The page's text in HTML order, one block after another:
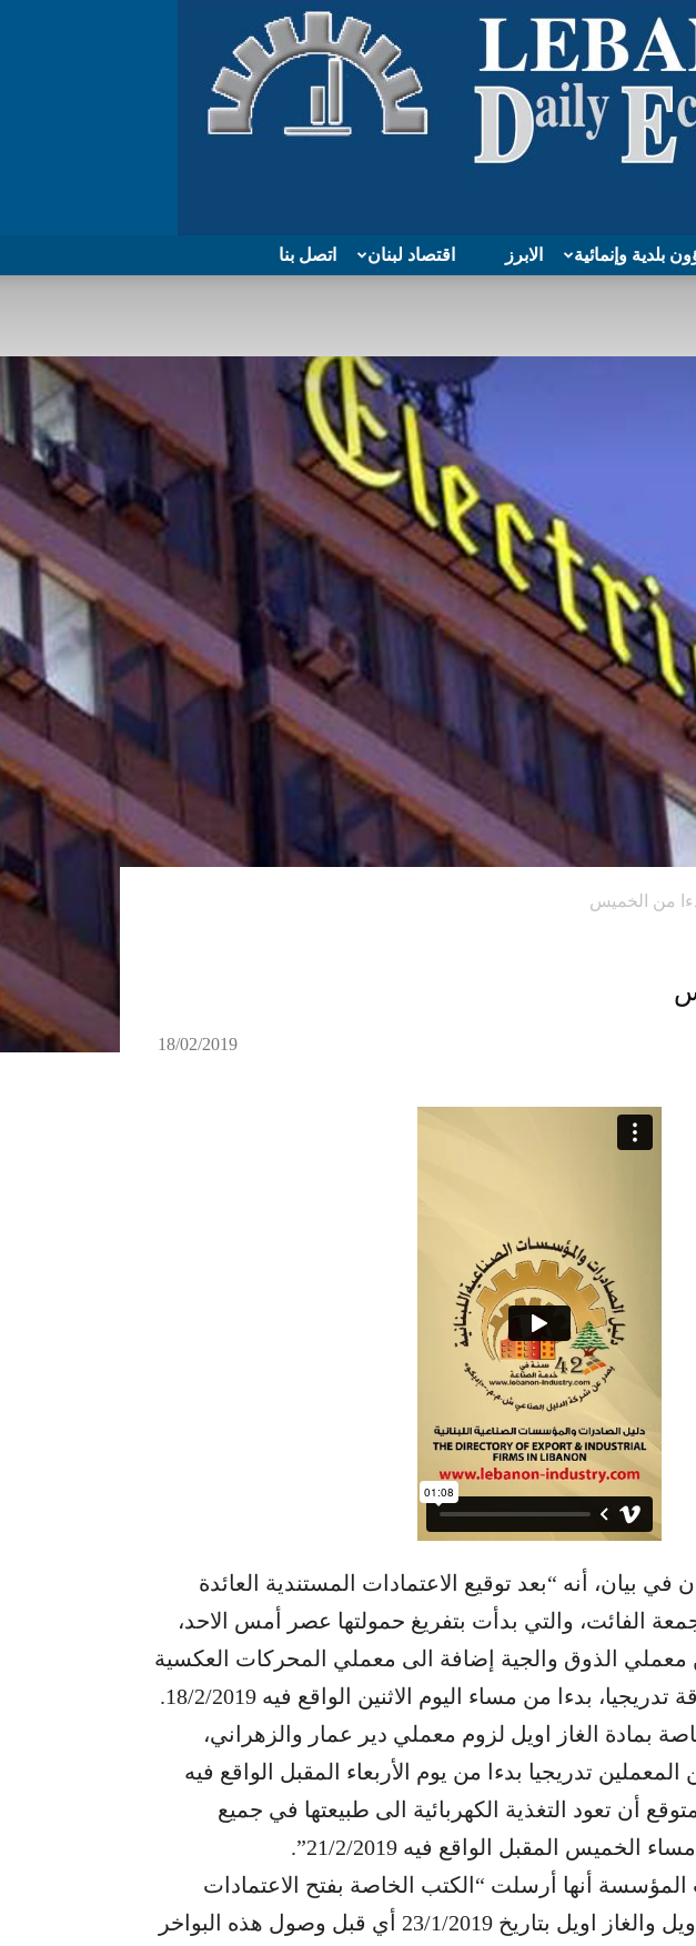
اتصل بنا اقتصاد لبنان الابرز بلدية وإنمائية
من الخميس
18/02/2019
بيان، أنه “بعد توقيع الاعتمادات المستندية العائدة
الفائت، والتي بدأت بتفريغ حمولتها عصر أمس الاحد،
معملي الذوق والجية إضافة الى معملي المحركات العكسية
والباخرتين المنتجتين للطاقة تدريجيا، بدءا من مساء اليوم الاثنين الواقع فيه 18/2/2019.
بمادة الغاز اويل لزوم معملي دير عمار والزهراني،
تدريجيا بدءا من يوم الأربعاء المقبل الواقع فيه
من المتوقع أن تعود التغذية الكهربائية الى طبيعتها في جميع
الخميس المقبل الواقع فيه 21/2/2019”.
أنها أرسلت “الكتب الخاصة بفتح الاعتمادات
المستندية لبواخر الفيول اويل والغاز اويل بتاريخ 23/1/2019 أي قبل وصول هذه البواخر